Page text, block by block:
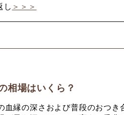
し ＞＞＞
場はいくら？
血縁の深さおよび普段のおつ